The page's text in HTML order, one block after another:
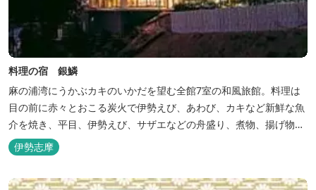
料理の宿 銀鱗
麻の浦湾にうかぶカキのいかだを望む全館7室の和風旅館。料理は
目の前に赤々とおこる炭火で伊勢えび、あわび、カキなど新鮮な魚
介を焼き、平目、伊勢えび、サザエなどの舟盛り、煮物、揚げ物な
どの懐石料理。
伊勢志摩